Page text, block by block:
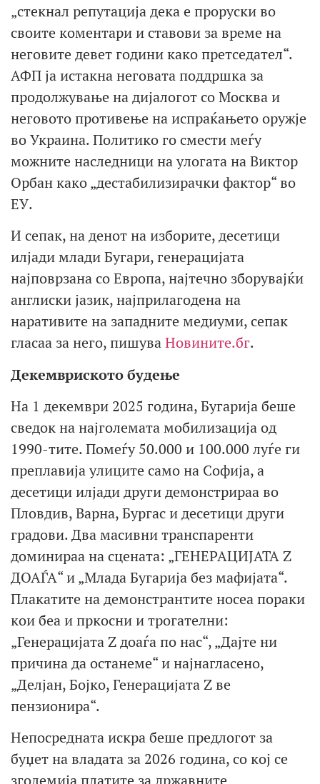
„стекнал репутација дека е проруски во
своите коментари и ставови за време на
неговите девет години како претседател“.
АФП ја истакна неговата поддршка за
продолжување на дијалогот со Москва и
неговото противење на испраќањето оружје
во Украина. Политико го смести меѓу
можните наследници на улогата на Виктор
Орбан како „дестабилизирачки фактор“ во
ЕУ.
И сепак, на денот на изборите, десетици
илјади млади Бугари, генерацијата
најповрзана со Европа, најтечно зборувајќи
англиски јазик, најприлагодена на
наративите на западните медиуми, сепак
гласаа за него, пишуваНовините.бг.
Декемвриското будење
На 1 декември 2025 година, Бугарија беше
сведок на најголемата мобилизација од
1990-тите. Помеѓу 50.000 и 100.000 луѓе ги
преплавија улиците само на Софија, а
десетици илјади други демонстрираа во
Пловдив, Варна, Бургас и десетици други
градови. Два масивни транспаренти
доминираа на сцената: „ГЕНЕРАЦИЈАТА Z
ДОАЃА“ и „Млада Бугарија без мафијата“.
Плакатите на демонстрантите носеа пораки
кои беа и пркосни и трогателни:
„Генерацијата Z доаѓа по нас“, „Дајте ни
причина да останеме“ и најнагласено,
„Делјан, Бојко, Генерацијата Z ве
пензионира“.
Непосредната искра беше предлогот за
буџет на владата за 2026 година, со кој се